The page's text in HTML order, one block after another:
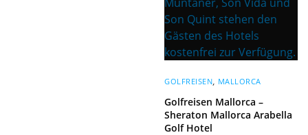
GOLFREISEN MALLORCA
Golfreisen Mallorca –
Sheraton Mallorca Arabella
Golf Hotel